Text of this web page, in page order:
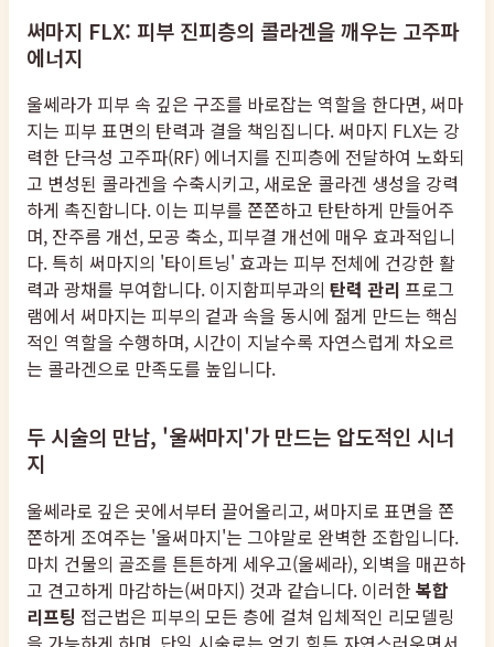
써마지 FLX: 피부 진피층의 콜라겐을 깨우는 고주파
에너지
울쎄라가 피부 속 깊은 구조를 바로잡는 역할을 한다면, 써마
지는 피부 표면의 탄력과 결을 책임집니다. 써마지 FLX는 강
력한 단극성 고주파(RF) 에너지를 진피층에 전달하여 노화되
고 변성된 콜라겐을 수축시키고, 새로운 콜라겐 생성을 강력
하게 촉진합니다. 이는 피부를 쫀쫀하고 탄탄하게 만들어주
며, 잔주름 개선, 모공 축소, 피부결 개선에 매우 효과적입니
다. 특히 써마지의 '타이트닝' 효과는 피부 전체에 건강한 활
력과 광채를 부여합니다. 이지함피부과의 탄력 관리 프로그
램에서 써마지는 피부의 겉과 속을 동시에 젊게 만드는 핵심
적인 역할을 수행하며, 시간이 지날수록 자연스럽게 차오르
는 콜라겐으로 만족도를 높입니다.
두 시술의 만남, '울써마지'가 만드는 압도적인 시너
지
울쎄라로 깊은 곳에서부터 끌어올리고, 써마지로 표면을 쫀
쫀하게 조여주는 '울써마지'는 그야말로 완벽한 조합입니다.
마치 건물의 골조를 튼튼하게 세우고(울쎄라), 외벽을 매끈하
고 견고하게 마감하는(써마지) 것과 같습니다. 이러한복합
리프팅 접근법은 피부의 모든 층에 걸쳐 입체적인 리모델링